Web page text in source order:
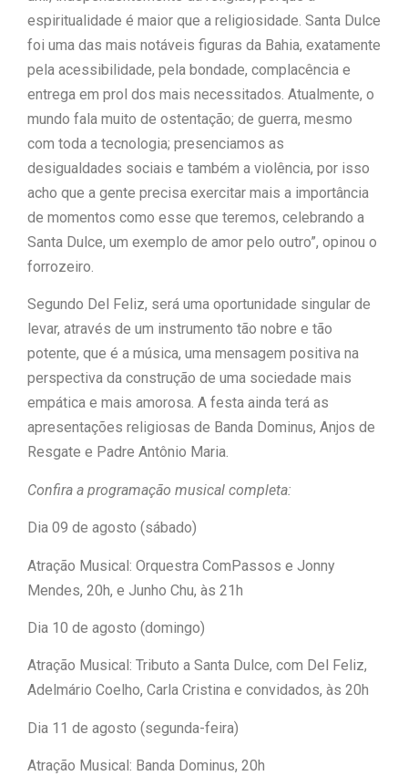
espiritualidade é maior que a religiosidade. Santa Dulce
foi uma das mais notáveis figuras da Bahia, exatamente
pela acessibilidade, pela bondade, complacência e
entrega em prol dos mais necessitados. Atualmente, o
mundo fala muito de ostentação; de guerra, mesmo
com toda a tecnologia; presenciamos as
desigualdades sociais e também a violência, por isso
acho que a gente precisa exercitar mais a importância
de momentos como esse que teremos, celebrando a
Santa Dulce, um exemplo de amor pelo outro”, opinou o
forrozeiro.
Segundo Del Feliz, será uma oportunidade singular de
levar, através de um instrumento tão nobre e tão
potente, que é a música, uma mensagem positiva na
perspectiva da construção de uma sociedade mais
empática e mais amorosa. A festa ainda terá as
apresentações religiosas de Banda Dominus, Anjos de
Resgate e Padre Antônio Maria.
Confira a programação musical completa:
Dia 09 de agosto (sábado)
Atração Musical: Orquestra ComPassos e Jonny
Mendes, 20h, e Junho Chu, às 21h
Dia 10 de agosto (domingo)
Atração Musical: Tributo a Santa Dulce, com Del Feliz,
Adelmário Coelho, Carla Cristina e convidados, às 20h
Dia 11 de agosto (segunda-feira)
Atração Musical: Banda Dominus, 20h